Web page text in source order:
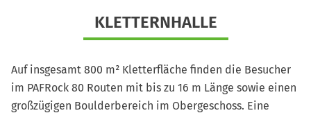
KLETTERNHALLE
Auf insgesamt 800 m² Kletterfläche finden die Besucher
im PAFRock 80 Routen mit bis zu 16 m Länge sowie einen
großzügigen Boulderbereich im Obergeschoss. Eine